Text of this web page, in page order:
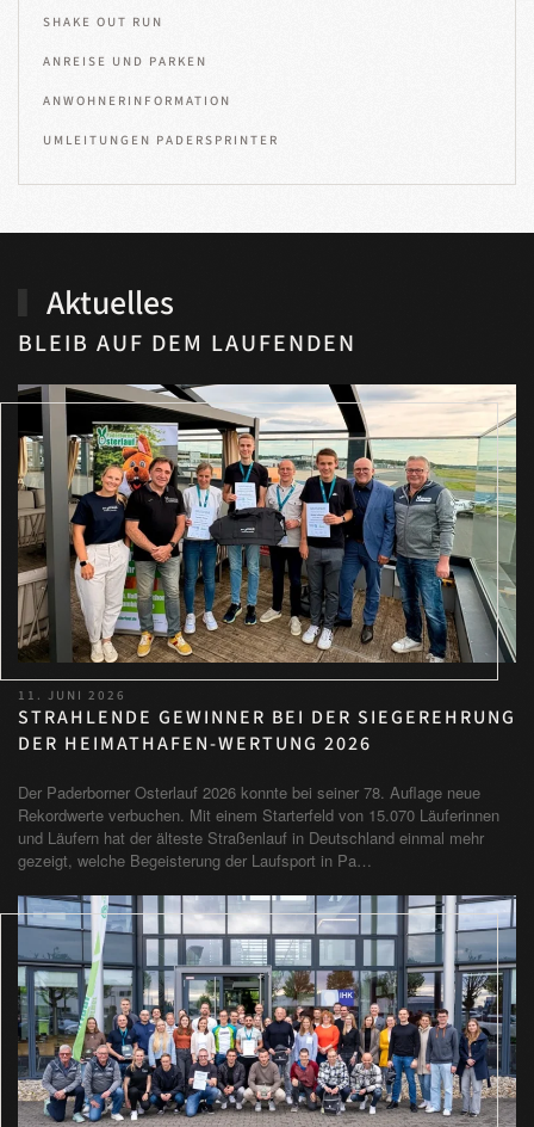
SHAKE OUT RUN
ANREISE UND PARKEN
ANWOHNERINFORMATION
UMLEITUNGEN PADERSPRINTER
Aktuelles
BLEIB AUF DEM LAUFENDEN
11. JUNI 2026
STRAHLENDE GEWINNER BEI DER SIEGEREHRUNG
DER HEIMATHAFEN-WERTUNG 2026
Der Paderborner Osterlauf 2026 konnte bei seiner 78. Auflage neue
Rekordwerte verbuchen. Mit einem Starterfeld von 15.070 Läuferinnen
und Läufern hat der älteste Straßenlauf in Deutschland einmal mehr
gezeigt, welche Begeisterung der Laufsport in Pa…